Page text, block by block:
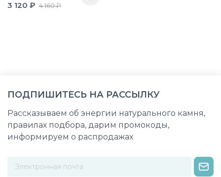
3 120 ₽ 4 160 ₽
ПОДПИШИТЕСЬ НА РАССЫЛКУ
Рассказываем об энергии натурального камня,
правилах подбора, дарим промокоды,
информируем о распродажах